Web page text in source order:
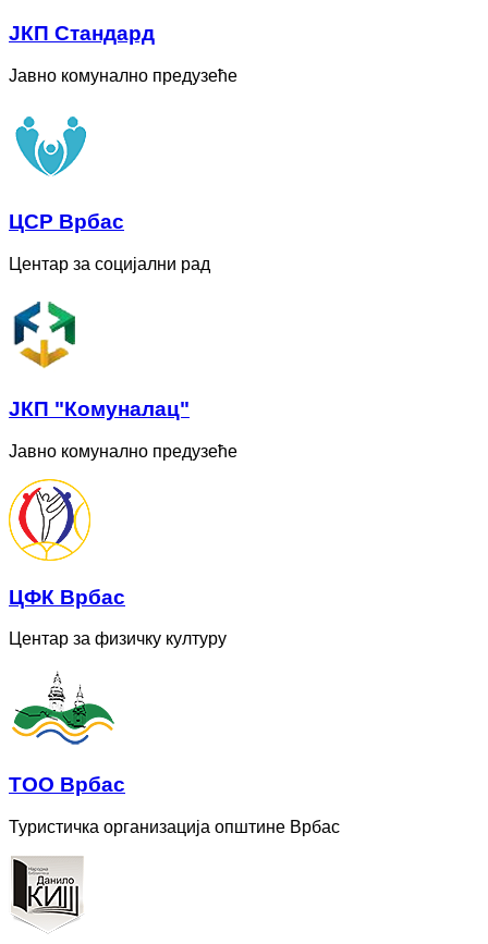
ЈКП Стандард
Јавно комунално предузеће
ЦСР Врбас
Центар за социјални рад
ЈКП "Комуналац"
Јавно комунално предузеће
ЦФК Врбас
Центар за физичку културу
ТОО Врбас
Туристичка организација општине Врбас